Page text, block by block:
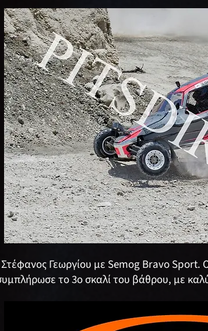
Στέφανος Γεωργίου με Semog Bravo
το 3ο σκαλί του βάθρου, με